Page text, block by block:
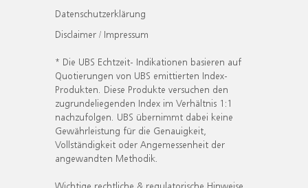
Datenschutzerklärung
Disclaimer / Impressum
* Die UBS Echtzeit- Indikationen basieren auf
Quotierungen von UBS emittierten Index-
Produkten. Diese Produkte versuchen den
zugrundeliegenden Index im Verhältnis 1:1
nachzufolgen. UBS übernimmt dabei keine
Gewährleistung für die Genauigkeit,
Vollständigkeit oder Angemessenheit der
angewandten Methodik.